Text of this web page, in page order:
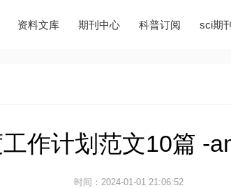
资料文库 期刊中心 科普订阅 sci期刊
作计划范文10篇 -
时间：2024-01-01 21:06:52